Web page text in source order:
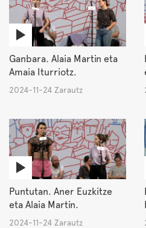
Ganbara. Alaia Martin eta
Amaia Iturriotz.
2024-11-24 Zarautz
Puntutan. Aner Euzkitze
eta Alaia Martin.
2024-11-24 Zarautz